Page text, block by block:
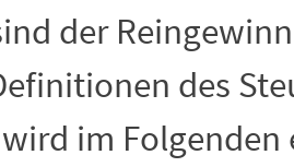
der
des
im Folgenden